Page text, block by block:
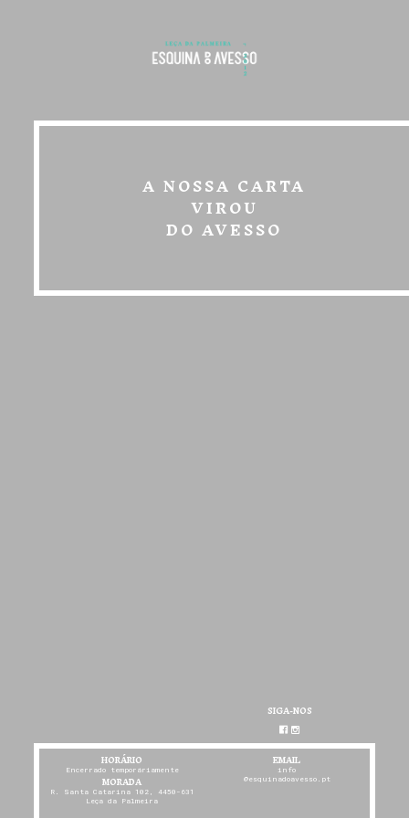
A NOSSA CARTA
VIROU
DO AVESSO
HORÁRIO
Encerrado temporáriamente
MORADA
R. Santa Catarina 102, 4450-631
Leça da Palmeira
EMAIL
info
@esquinadoavesso.pt
SIGA-NOS